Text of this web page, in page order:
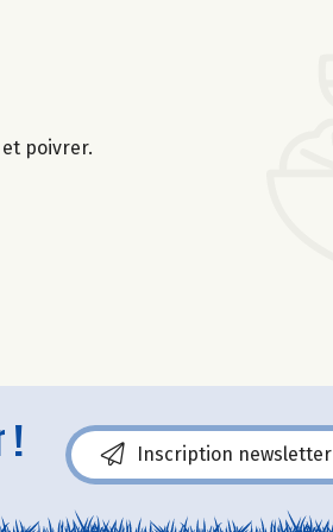
poivrer.
! Inscription newsletter